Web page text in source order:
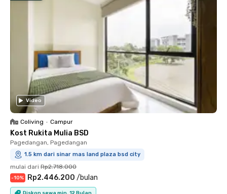
Video
Coliving • Campur
Kost Rukita Mulia BSD
Pagedangan, Pagedangan
1.5 km dari sinar mas land plaza bsd city
mulai dari Rp2.718.000
-10% Rp2.446.200 /bulan
Diskon sewa min. 12 Bulan